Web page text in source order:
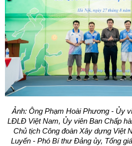
Ảnh: Ông Phạm Hoài Phương - Ủy
LĐLĐ Việt Nam, Ủy viên Ban Chấp
Chủ tịch Công đoàn Xây dựng Việt
Luyến - Phó Bí thư Đảng ủy, Tổng